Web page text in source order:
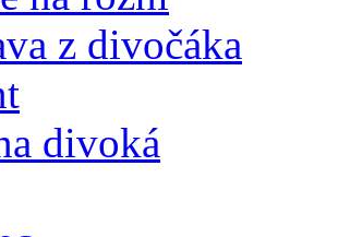
z divočáka
divoká